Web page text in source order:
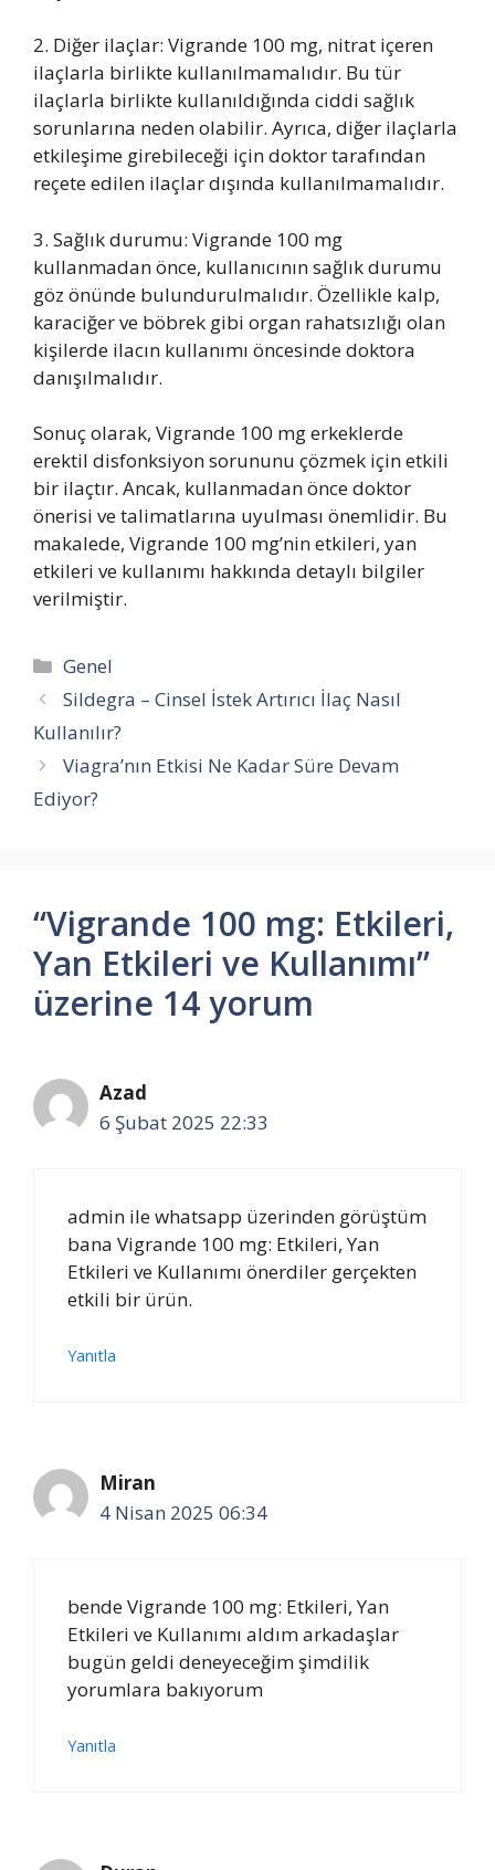
2. Diğer ilaçlar: Vigrande 100 mg, nitrat içeren
ilaçlarla birlikte kullanılmamalıdır. Bu tür
ilaçlarla birlikte kullanıldığında ciddi sağlık
sorunlarına neden olabilir. Ayrıca, diğer ilaçlarla
etkileşime girebileceği için doktor tarafından
reçete edilen ilaçlar dışında kullanılmamalıdır.
3. Sağlık durumu: Vigrande 100 mg
kullanmadan önce, kullanıcının sağlık durumu
göz önünde bulundurulmalıdır. Özellikle kalp,
karaciğer ve böbrek gibi organ rahatsızlığı olan
kişilerde ilacın kullanımı öncesinde doktora
danışılmalıdır.
Sonuç olarak, Vigrande 100 mg erkeklerde
erektil disfonksiyon sorununu çözmek için etkili
bir ilaçtır. Ancak, kullanmadan önce doktor
önerisi ve talimatlarına uyulması önemlidir. Bu
makalede, Vigrande 100 mg’nin etkileri, yan
etkileri ve kullanımı hakkında detaylı bilgiler
verilmiştir.
Kategoriler
Genel
Sildegra – Cinsel İstek Artırıcı İlaç Nasıl
Kullanılır?
Viagra’nın Etkisi Ne Kadar Süre Devam
Ediyor?
“Vigrande 100 mg: Etkileri,
Yan Etkileri ve Kullanımı”
üzerine 14 yorum
Azad
6 Şubat 2025 22:33
admin ile whatsapp üzerinden görüştüm
bana Vigrande 100 mg: Etkileri, Yan
Etkileri ve Kullanımı önerdiler gerçekten
etkili bir ürün.
Yanıtla
Miran
4 Nisan 2025 06:34
bende Vigrande 100 mg: Etkileri, Yan
Etkileri ve Kullanımı aldım arkadaşlar
bugün geldi deneyeceğim şimdilik
yorumlara bakıyorum
Yanıtla